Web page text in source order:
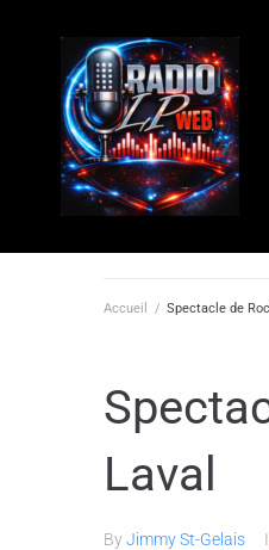
Accueil / Spectacle de
Laval
ByJimmy St-Gelais